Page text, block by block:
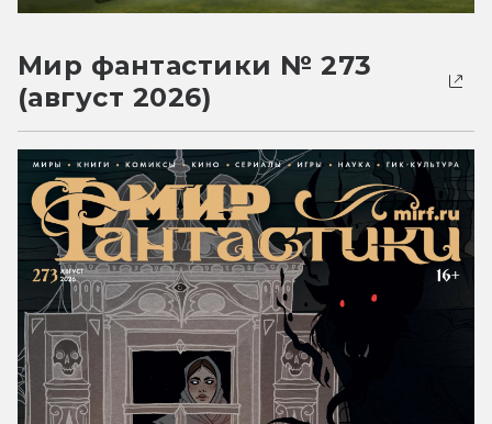
Мир фантастики № 273
(август 2026)